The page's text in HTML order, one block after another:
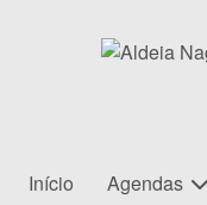
Início Agendas